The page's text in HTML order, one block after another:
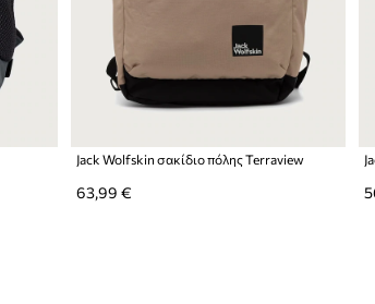
Jack Wolfskin σακίδιο πόλης Terraview
63,99 €